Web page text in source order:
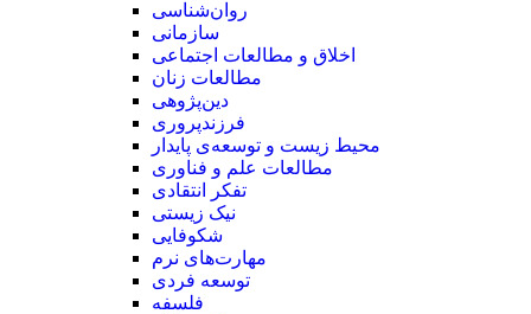
روان‌شناسی
سازمانی
اخلاق و مطالعات اجتماعی
مطالعات زنان
دین‌پژوهی
فرزند‌پروری
محیط زیست و توسعه‌ی پایدار
مطالعات علم و فناوری
تفکر انتقادی
نیک زیستی
شکوفایی
مهارت‌های نرم
توسعه فردی
فلسفه